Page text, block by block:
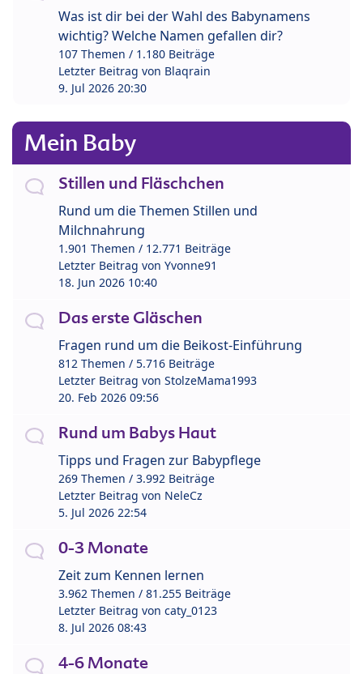
Was ist dir bei der Wahl des Babynamens
wichtig? Welche Namen gefallen dir?
107 Themen / 1.180 Beiträge
Letzter Beitrag von Blaqrain
9. Jul 2026 20:30
Mein Baby
Stillen und Fläschchen
Rund um die Themen Stillen und
Milchnahrung
1.901 Themen / 12.771 Beiträge
Letzter Beitrag von Yvonne91
18. Jun 2026 10:40
Das erste Gläschen
Fragen rund um die Beikost-Einführung
812 Themen / 5.716 Beiträge
Letzter Beitrag von StolzeMama1993
20. Feb 2026 09:56
Rund um Babys Haut
Tipps und Fragen zur Babypflege
269 Themen / 3.992 Beiträge
Letzter Beitrag von NeleCz
5. Jul 2026 22:54
0-3 Monate
Zeit zum Kennen lernen
3.962 Themen / 81.255 Beiträge
Letzter Beitrag von caty_0123
8. Jul 2026 08:43
4-6 Monate